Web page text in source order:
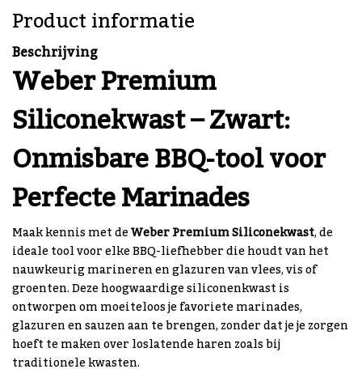
Product informatie
Beschrijving
Weber Premium
Siliconekwast – Zwart:
Onmisbare BBQ-tool voor
Perfecte Marinades
Maak kennis met deWeber Premium Siliconekwast, de
ideale tool voor elke BBQ-liefhebber die houdt van het
nauwkeurig marineren en glazuren van vlees, vis of
groenten. Deze hoogwaardige siliconenkwast is
ontworpen om moeiteloos je favoriete marinades,
glazuren en sauzen aan te brengen, zonder dat je je zorgen
hoeft te maken over loslatende haren zoals bij
traditionele kwasten.